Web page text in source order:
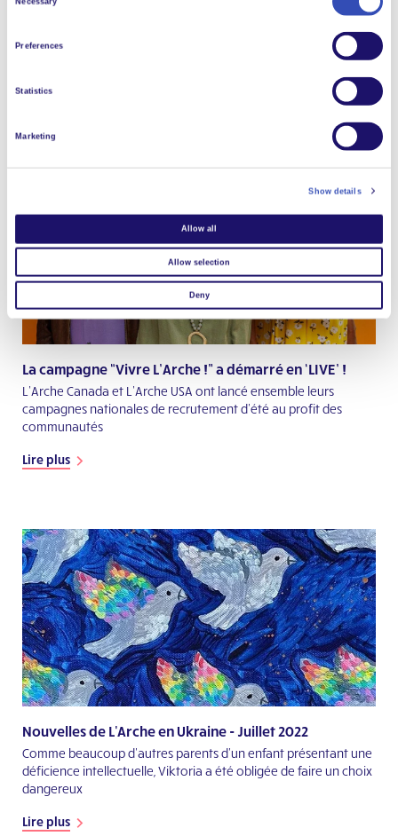
Preferences
Statistics
Marketing
Show details
Allow all
Allow selection
Deny
38 chansons ou 38 danses?
Faites une chanson ou une danse avec L'Arche au Royaume-
Uni le 25 juin ! Mieux encore, pourquoi ne pas se faire
Lire plus
La campagne “Vivre L’Arche !” a démarré en ‘LIVE’ !
L’Arche Canada et L’Arche USA ont lancé ensemble leurs
campagnes nationales de recrutement d’été au profit des
communautés
Lire plus
Nouvelles de L'Arche en Ukraine - Juillet 2022
Comme beaucoup d'autres parents d'un enfant présentant une
déficience intellectuelle, Viktoria a été obligée de faire un choix
dangereux
Lire plus